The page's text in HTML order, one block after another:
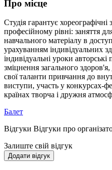
Про місце
Студія гарантує
професійному рівні: заняття
навчального матеріалу в
урахуванням індивідуальних
індивідуальні уроки
зміцнення загального
свої таланти привчання до
виступи, участь у конкурсах-
країнах творча і дружня
Балет
Відгуки Відгуки про
Залиште свій відгук
Додати відгук